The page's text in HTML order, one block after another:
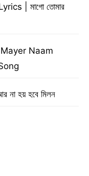
| মাগো তোমার
Naam
হয় হবে মিলন